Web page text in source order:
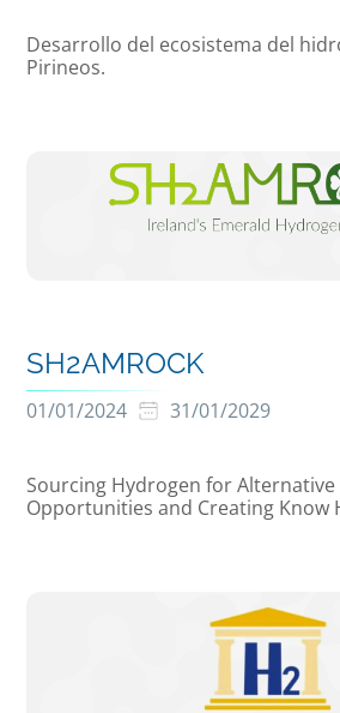
Desarrollo del ecosistema del
Pirineos.
SH2AMROCK
01/01/2024 31/01/2029
Sourcing Hydrogen for
Opportunities and Creating Know